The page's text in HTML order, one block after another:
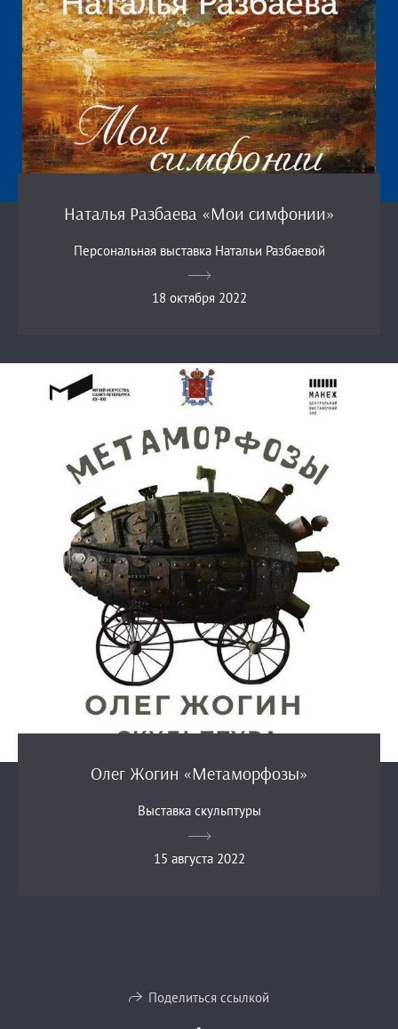
Наталья Разбаева «Мои симфонии»
Персональная выставка Натальи Разбаевой
18 октября 2022
Олег Жогин «Метаморфозы»
Выставка скульптуры
15 августа 2022
Поделиться ссылкой